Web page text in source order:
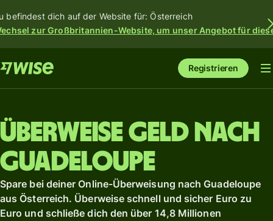
befindest dich auf der Website für: Österreich
zur Großbritannien-Website, um unser Angebot für
Registrieren
Überweise Geld nach
Guadeloupe
Spare bei deiner Online-Überweisung nach Guadeloupe
aus Österreich. Überweise schnell und sicher Euro zu
Euro und schließe dich den über 14,8 Millionen